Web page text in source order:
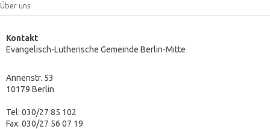
Über uns
Kontakt
Evangelisch-Lutherische Gemeinde Berlin-Mitte
Annenstr. 53
10179 Berlin
Tel: 030/27 85 102
Fax: 030/27 56 07 19